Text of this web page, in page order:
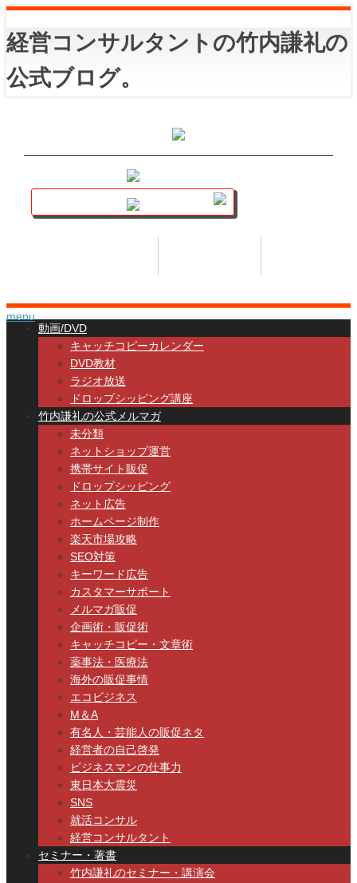
経営コンサルタントの竹内謙礼の
公式ブログ。
menu
動画/DVD
キャッチコピーカレンダー
DVD教材
ラジオ放送
ドロップシッピング講座
竹内謙礼の公式メルマガ
未分類
ネットショップ運営
携帯サイト販促
ドロップシッピング
ネット広告
ホームページ制作
楽天市場攻略
SEO対策
キーワード広告
カスタマーサポート
メルマガ販促
企画術・販促術
キャッチコピー・文章術
薬事法・医療法
海外の販促事情
エコビジネス
M＆A
有名人・芸能人の販促ネタ
経営者の自己啓発
ビジネスマンの仕事力
東日本大震災
SNS
就活コンサル
経営コンサルタント
セミナー・著書
竹内謙礼のセミナー・講演会